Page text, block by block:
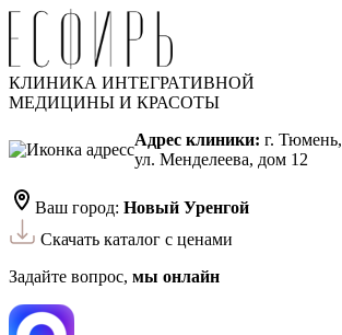
КЛИНИКА ИНТЕГРАТИВНОЙ
МЕДИЦИНЫ И КРАСОТЫ
Адрес клиники: г. Тюмень,
ул. Менделеева, дом 12
Ваш город: Новый Уренгой
Скачать каталог с ценами
Задайте вопрос, мы онлайн